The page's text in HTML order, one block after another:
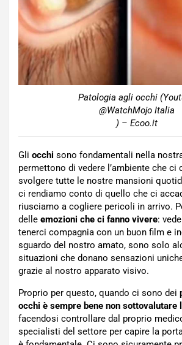
Patologia agli occhi
@WatchMojo Italia
) – Ecoo.it
Gli occhi sono fondamentali nella
permettono di vedere l’ambiente che ci
svolgere tutte le nostre mansioni
ci rendiamo conto di quello che ci
riusciamo a cogliere pericoli in arrivo.
delle emozioni che ci fanno vivere:
tenerci compagnia con un buon film e
sguardo del nostro amato, sono solo
situazioni che donano sensazioni
grazie al nostro apparato visivo.
Proprio per questo, quando ci sono dei
occhi è sempre bene non sottovalutare
facendosi controllare dal proprio
specialisti del settore per capire la